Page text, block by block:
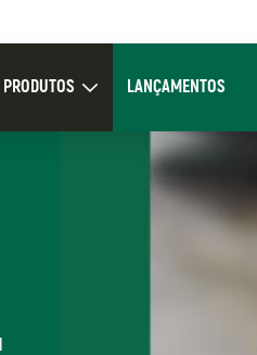
PRODUTOSExpand ProdutosLANÇAMENTOS